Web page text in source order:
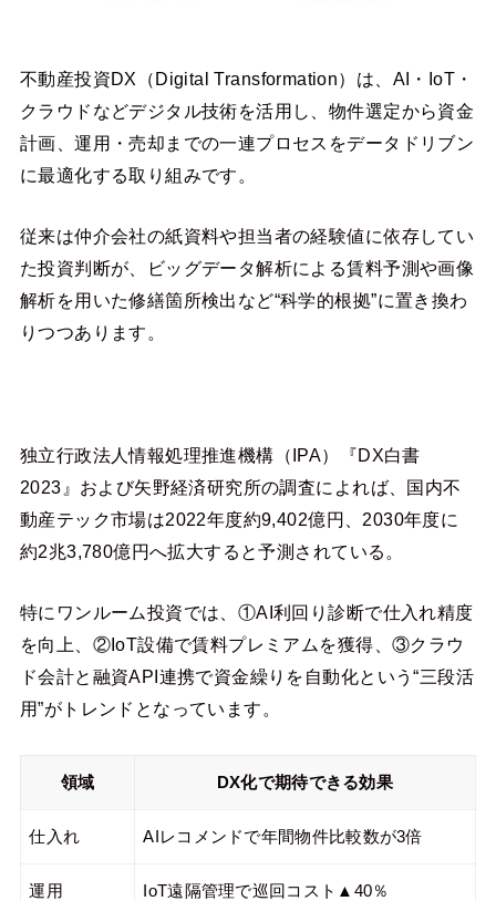
不動産投資DX（Digital Transformation）は、AI・IoT・
クラウドなどデジタル技術を活用し、物件選定から資金
計画、運用・売却までの一連プロセスをデータドリブン
に最適化する取り組みです。
従来は仲介会社の紙資料や担当者の経験値に依存してい
た投資判断が、ビッグデータ解析による賃料予測や画像
解析を用いた修繕箇所検出など“科学的根拠”に置き換わ
りつつあります。
独立行政法人情報処理推進機構（IPA）『DX白書
2023』および矢野経済研究所の調査によれば、国内不
動産テック市場は2022年度約9,402億円、2030年度に
約2兆3,780億円へ拡大すると予測されている。
特にワンルーム投資では、①AI利回り診断で仕入れ精度
を向上、②IoT設備で賃料プレミアムを獲得、③クラウ
ド会計と融資API連携で資金繰りを自動化という“三段活
用”がトレンドとなっています。
領域 DX化で期待できる効果
仕入れ AIレコメンドで年間物件比較数が3倍
運用 IoT遠隔管理で巡回コスト▲40％